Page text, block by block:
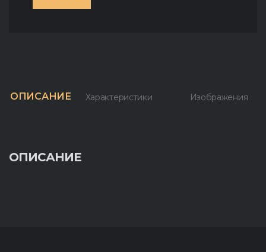
ОПИСАНИЕ Характеристики Изображения
ОПИСАНИЕ